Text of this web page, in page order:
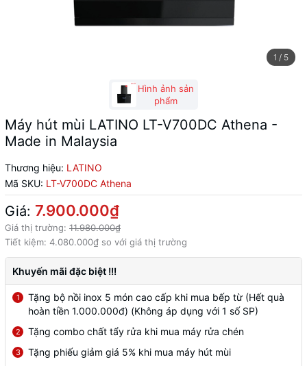
1 / 5
Hình ảnh sản
phẩm
Máy hút mùi LATINO LT-V700DC Athena -
Made in Malaysia
Thương hiệu: LATINO
Mã SKU: LT-V700DC Athena
Giá: 7.900.000₫
Giá thị trường: 11.980.000₫
Tiết kiệm: 4.080.000₫ so với giá thị trường
Khuyến mãi đặc biệt !!!
1
Tặng bộ nồi inox 5 món cao cấp khi mua bếp từ (Hết quà
hoàn tiền 1.000.000đ) (Không áp dụng với 1 số SP)
2 Tặng combo chất tẩy rửa khi mua máy rửa chén
3 Tặng phiếu giảm giá 5% khi mua máy hút mùi